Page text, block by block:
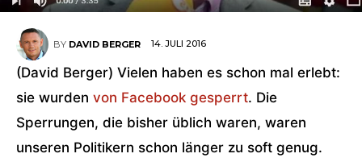
BY DAVID BERGER 14. JULI 2016
(David Berger) Vielen haben es schon mal erlebt:
sie wurden von Facebook gesperrt. Die
Sperrungen, die bisher üblich waren, waren
unseren Politikern schon länger zu soft genug.